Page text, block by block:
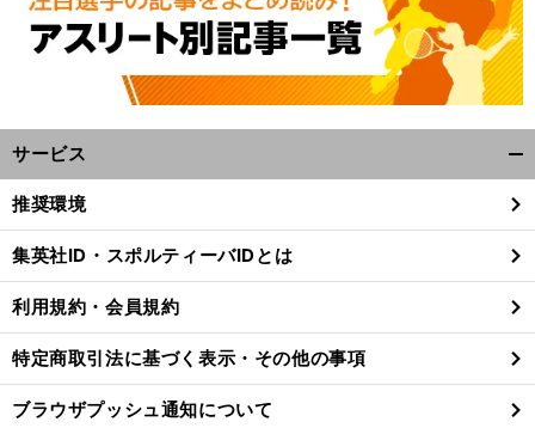
サービス
閉
る
推奨環境
集英社ID・スポルティーバIDとは
利用規約・会員規約
特定商取引法に基づく表示・その他の事項
ブラウザプッシュ通知について